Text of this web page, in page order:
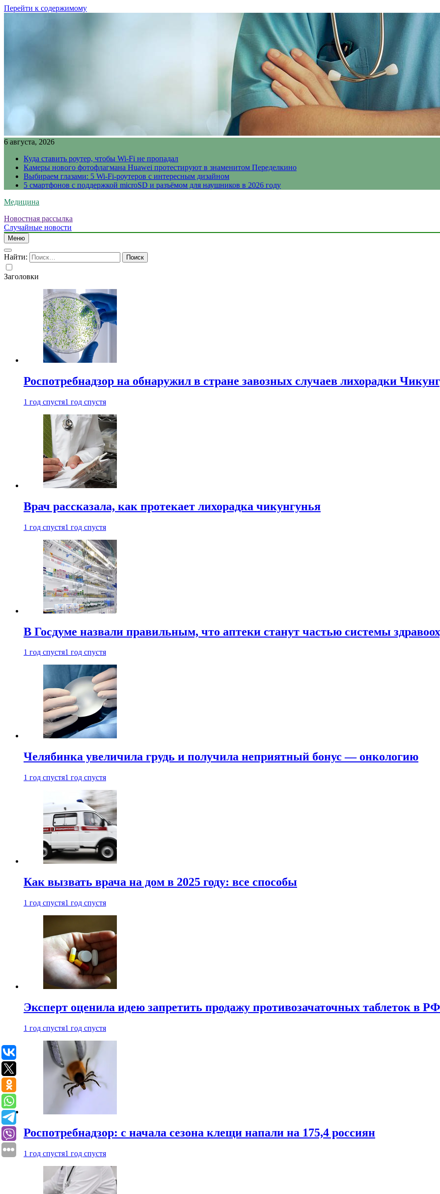
Перейти к содержимому
6 августа, 2026
Куда ставить роутер, чтобы Wi-Fi не пропадал
Камеры нового фотофлагмана Huawei протестируют в знаменитом Переделкино
Выбираем глазами: 5 Wi-Fi-роутеров с интересным дизайном
5 смартфонов с поддержкой microSD и разъёмом для наушников в 2026 году
Медицина
Новостная рассылка
Случайные новости
Меню
Найти:
Заголовки
Роспотребнадзор на обнаружил в стране завозных случаев лихорадки
1 год спустя1 год спустя
Врач рассказала, как протекает лихорадка чикунгунья
1 год спустя1 год спустя
В Госдуме назвали правильным, что аптеки станут частью системы
1 год спустя1 год спустя
Челябинка увеличила грудь и получила неприятный бонус — онкологию
1 год спустя1 год спустя
Как вызвать врача на дом в 2025 году: все способы
1 год спустя1 год спустя
Эксперт оценила идею запретить продажу противозачаточных таблеток в РФ
1 год спустя1 год спустя
Роспотребнадзор: с начала сезона клещи напали на 175,4 россиян
1 год спустя1 год спустя